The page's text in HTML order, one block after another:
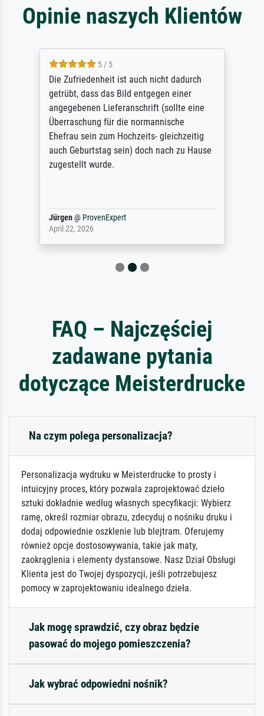
Opinie naszych Klientów
5 / 5
Die Zufriedenheit ist auch nicht dadurch
getrübt, dass das Bild entgegen einer
angegebenen Lieferanschrift (sollte eine
Überraschung für die normannische
Ehefrau sein zum Hochzeits- gleichzeitig
auch Geburtstag sein) doch nach zu Hause
zugestellt wurde.
Jürgen@ ProvenExpert
April 22, 2026
FAQ – Najczęściej
zadawane pytania
dotyczące Meisterdrucke
Na czym polega personalizacja?
Personalizacja wydruku w Meisterdrucke to prosty i
intuicyjny proces, który pozwala zaprojektować dzieło
sztuki dokładnie według własnych specyfikacji: Wybierz
ramę, określ rozmiar obrazu, zdecyduj o nośniku druku i
dodaj odpowiednie oszklenie lub blejtram. Oferujemy
również opcje dostosowywania, takie jak maty,
zaokrąglenia i elementy dystansowe. Nasz Dział Obsługi
Klienta jest do Twojej dyspozycji, jeśli potrzebujesz
pomocy w zaprojektowaniu idealnego dzieła.
Jak mogę sprawdzić, czy obraz będzie
pasować do mojego pomieszczenia?
Jak wybrać odpowiedni nośnik?